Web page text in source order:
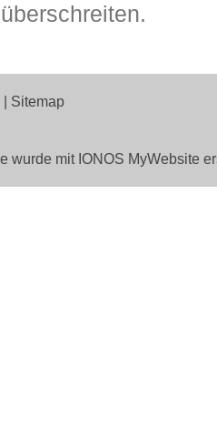
Sitemap
wurde mit IONOS MyWebsite